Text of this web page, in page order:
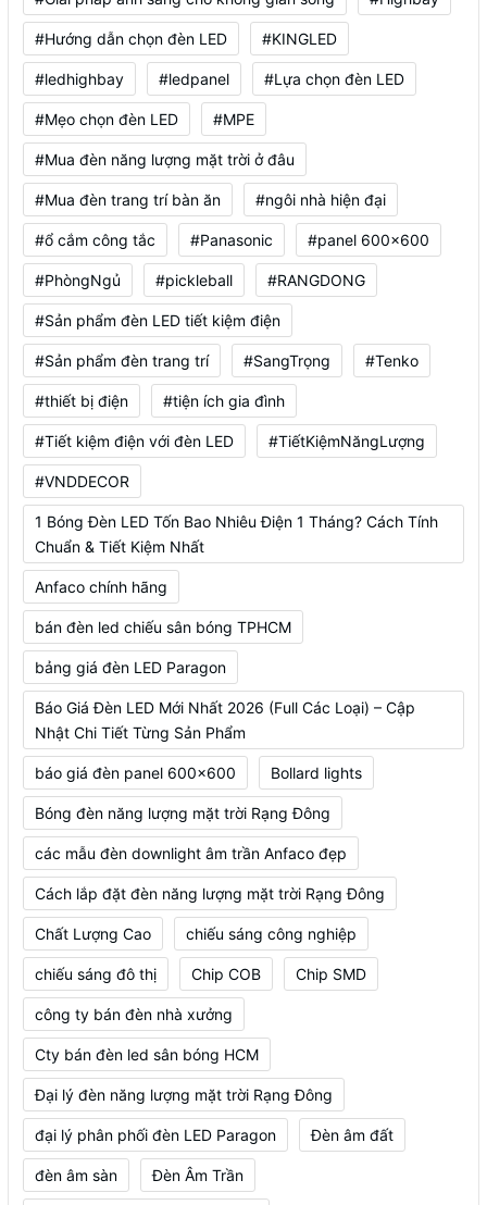
#Hướng dẫn chọn đèn LED #KINGLED
#ledhighbay #ledpanel #Lựa chọn đèn LED
#Mẹo chọn đèn LED #MPE
#Mua đèn năng lượng mặt trời ở đâu
#Mua đèn trang trí bàn ăn #ngôi nhà hiện đại
#ổ cắm công tắc #Panasonic #panel 600x600
#PhòngNgủ #pickleball #RANGDONG
#Sản phẩm đèn LED tiết kiệm điện
#Sản phẩm đèn trang trí #SangTrọng #Tenko
#thiết bị điện #tiện ích gia đình
#Tiết kiệm điện với đèn LED #TiếtKiệmNăngLượng
#VNDDECOR
1 Bóng Đèn LED Tốn Bao Nhiêu Điện 1 Tháng? Cách Tính
Chuẩn & Tiết Kiệm Nhất
Anfaco chính hãng
bán đèn led chiếu sân bóng TPHCM
bảng giá đèn LED Paragon
Báo Giá Đèn LED Mới Nhất 2026 (Full Các Loại) – Cập
Nhật Chi Tiết Từng Sản Phẩm
báo giá đèn panel 600x600 Bollard lights
Bóng đèn năng lượng mặt trời Rạng Đông
các mẫu đèn downlight âm trần Anfaco đẹp
Cách lắp đặt đèn năng lượng mặt trời Rạng Đông
Chất Lượng Cao chiếu sáng công nghiệp
chiếu sáng đô thị Chip COB Chip SMD
công ty bán đèn nhà xưởng
Cty bán đèn led sân bóng HCM
Đại lý đèn năng lượng mặt trời Rạng Đông
đại lý phân phối đèn LED Paragon Đèn âm đất
đèn âm sàn Đèn Âm Trần